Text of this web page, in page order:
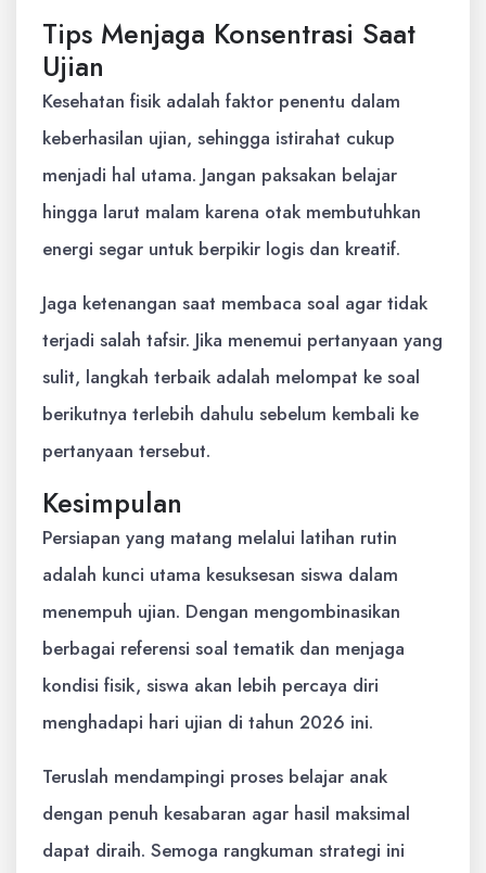
Tips Menjaga Konsentrasi Saat
Ujian
Kesehatan fisik adalah faktor penentu dalam
keberhasilan ujian, sehingga istirahat cukup
menjadi hal utama. Jangan paksakan belajar
hingga larut malam karena otak membutuhkan
energi segar untuk berpikir logis dan kreatif.
Jaga ketenangan saat membaca soal agar tidak
terjadi salah tafsir. Jika menemui pertanyaan yang
sulit, langkah terbaik adalah melompat ke soal
berikutnya terlebih dahulu sebelum kembali ke
pertanyaan tersebut.
Kesimpulan
Persiapan yang matang melalui latihan rutin
adalah kunci utama kesuksesan siswa dalam
menempuh ujian. Dengan mengombinasikan
berbagai referensi soal tematik dan menjaga
kondisi fisik, siswa akan lebih percaya diri
menghadapi hari ujian di tahun 2026 ini.
Teruslah mendampingi proses belajar anak
dengan penuh kesabaran agar hasil maksimal
dapat diraih. Semoga rangkuman strategi ini